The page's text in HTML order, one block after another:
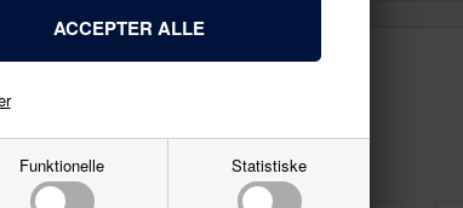
Funktionelle Statistiske